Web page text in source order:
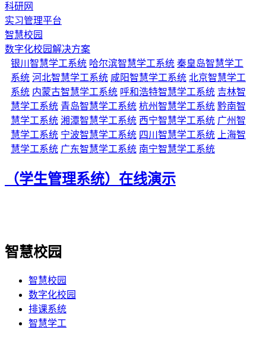
科研网
实习管理平台
智慧校园
数字化校园解决方案
银川智慧学工系统 哈尔滨智慧学工系统 秦皇岛智慧学工
系统 河北智慧学工系统 咸阳智慧学工系统 北京智慧学工
系统 内蒙古智慧学工系统 呼和浩特智慧学工系统 吉林智
慧学工系统 青岛智慧学工系统 杭州智慧学工系统 黔南智
慧学工系统 湘潭智慧学工系统 西宁智慧学工系统 广州智
慧学工系统 宁波智慧学工系统 四川智慧学工系统
上海智
慧学工系统 广东智慧学工系统 南宁智慧学工系统
（学生管理系统）在线演示
智慧校园
智慧校园
数字化校园
排课系统
智慧学工